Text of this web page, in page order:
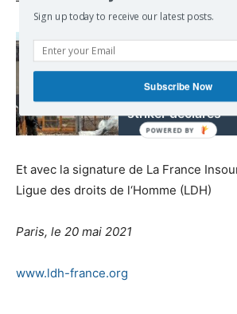
Freedom or
Palestinian
striker declares
Et avec la signature de La France
Ligue des droits de l‘Homme (LDH)
Paris, le 20 mai 2021
www.ldh-france.org
Sign up today to receive our latest posts.
Subscribe Now